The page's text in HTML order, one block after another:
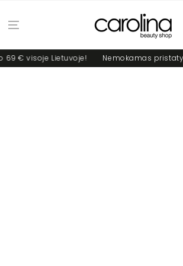
€ visoje Lietuvoje! Nemokamas